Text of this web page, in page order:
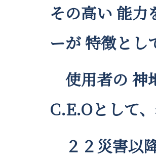
その高い 能力
ーが 特徴とし
使用者の 神
C.E.Oとして
２２災害以